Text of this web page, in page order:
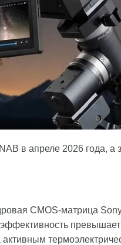
в апреле 2026 года,
CMOS-матрица